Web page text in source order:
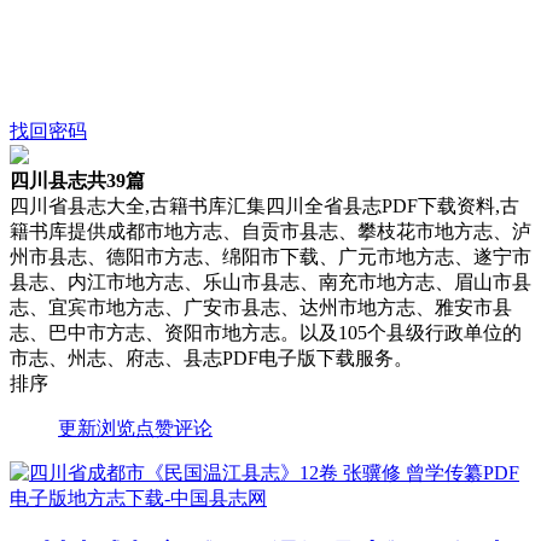
找回密码
四川县志共39篇
四川省县志大全,古籍书库汇集四川全省县志PDF下载资料,古
籍书库提供成都市地方志、自贡市县志、攀枝花市地方志、泸
州市县志、德阳市方志、绵阳市下载、广元市地方志、遂宁市
县志、内江市地方志、乐山市县志、南充市地方志、眉山市县
志、宜宾市地方志、广安市县志、达州市地方志、雅安市县
志、巴中市方志、资阳市地方志。以及105个县级行政单位的
市志、州志、府志、县志PDF电子版下载服务。
排序
更新浏览点赞评论